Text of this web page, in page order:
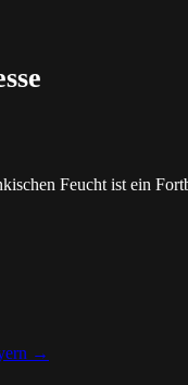
Feucht ist ein
→